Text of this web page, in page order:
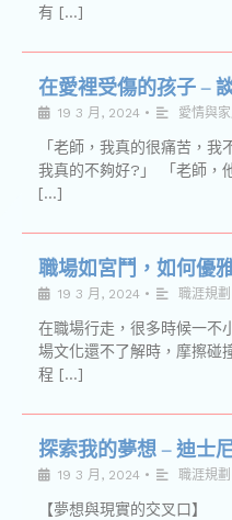
有 […]
在愛裡受傷的孩子 –
19 3 月, 2024 • 愛情與
「老師，我真的很痛苦，
我真的不夠好?」 「老師，
[…]
職場如宮鬥，如何優
19 3 月, 2024 • 職涯規劃
在職場行走，很多時候一不
場文化還不了解時，摩擦碰
程 […]
探索我的夢想 – 迪士
19 3 月, 2024 • 職涯規劃
【夢想與現實的交叉口】